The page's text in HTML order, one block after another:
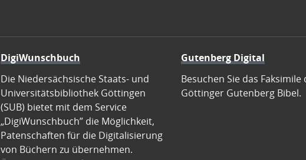
DigiWunschbuch
Die Niedersächsische Staats- und
Universitätsbibliothek Göttingen
(SUB) bietet mit dem Service
„DigiWunschbuch” die Möglichkeit,
Patenschaften für die Digitalisierung
von Büchern zu übernehmen.
Gutenberg Digital
Besuchen Sie das Faksimile
Göttinger Gutenberg Bibel.